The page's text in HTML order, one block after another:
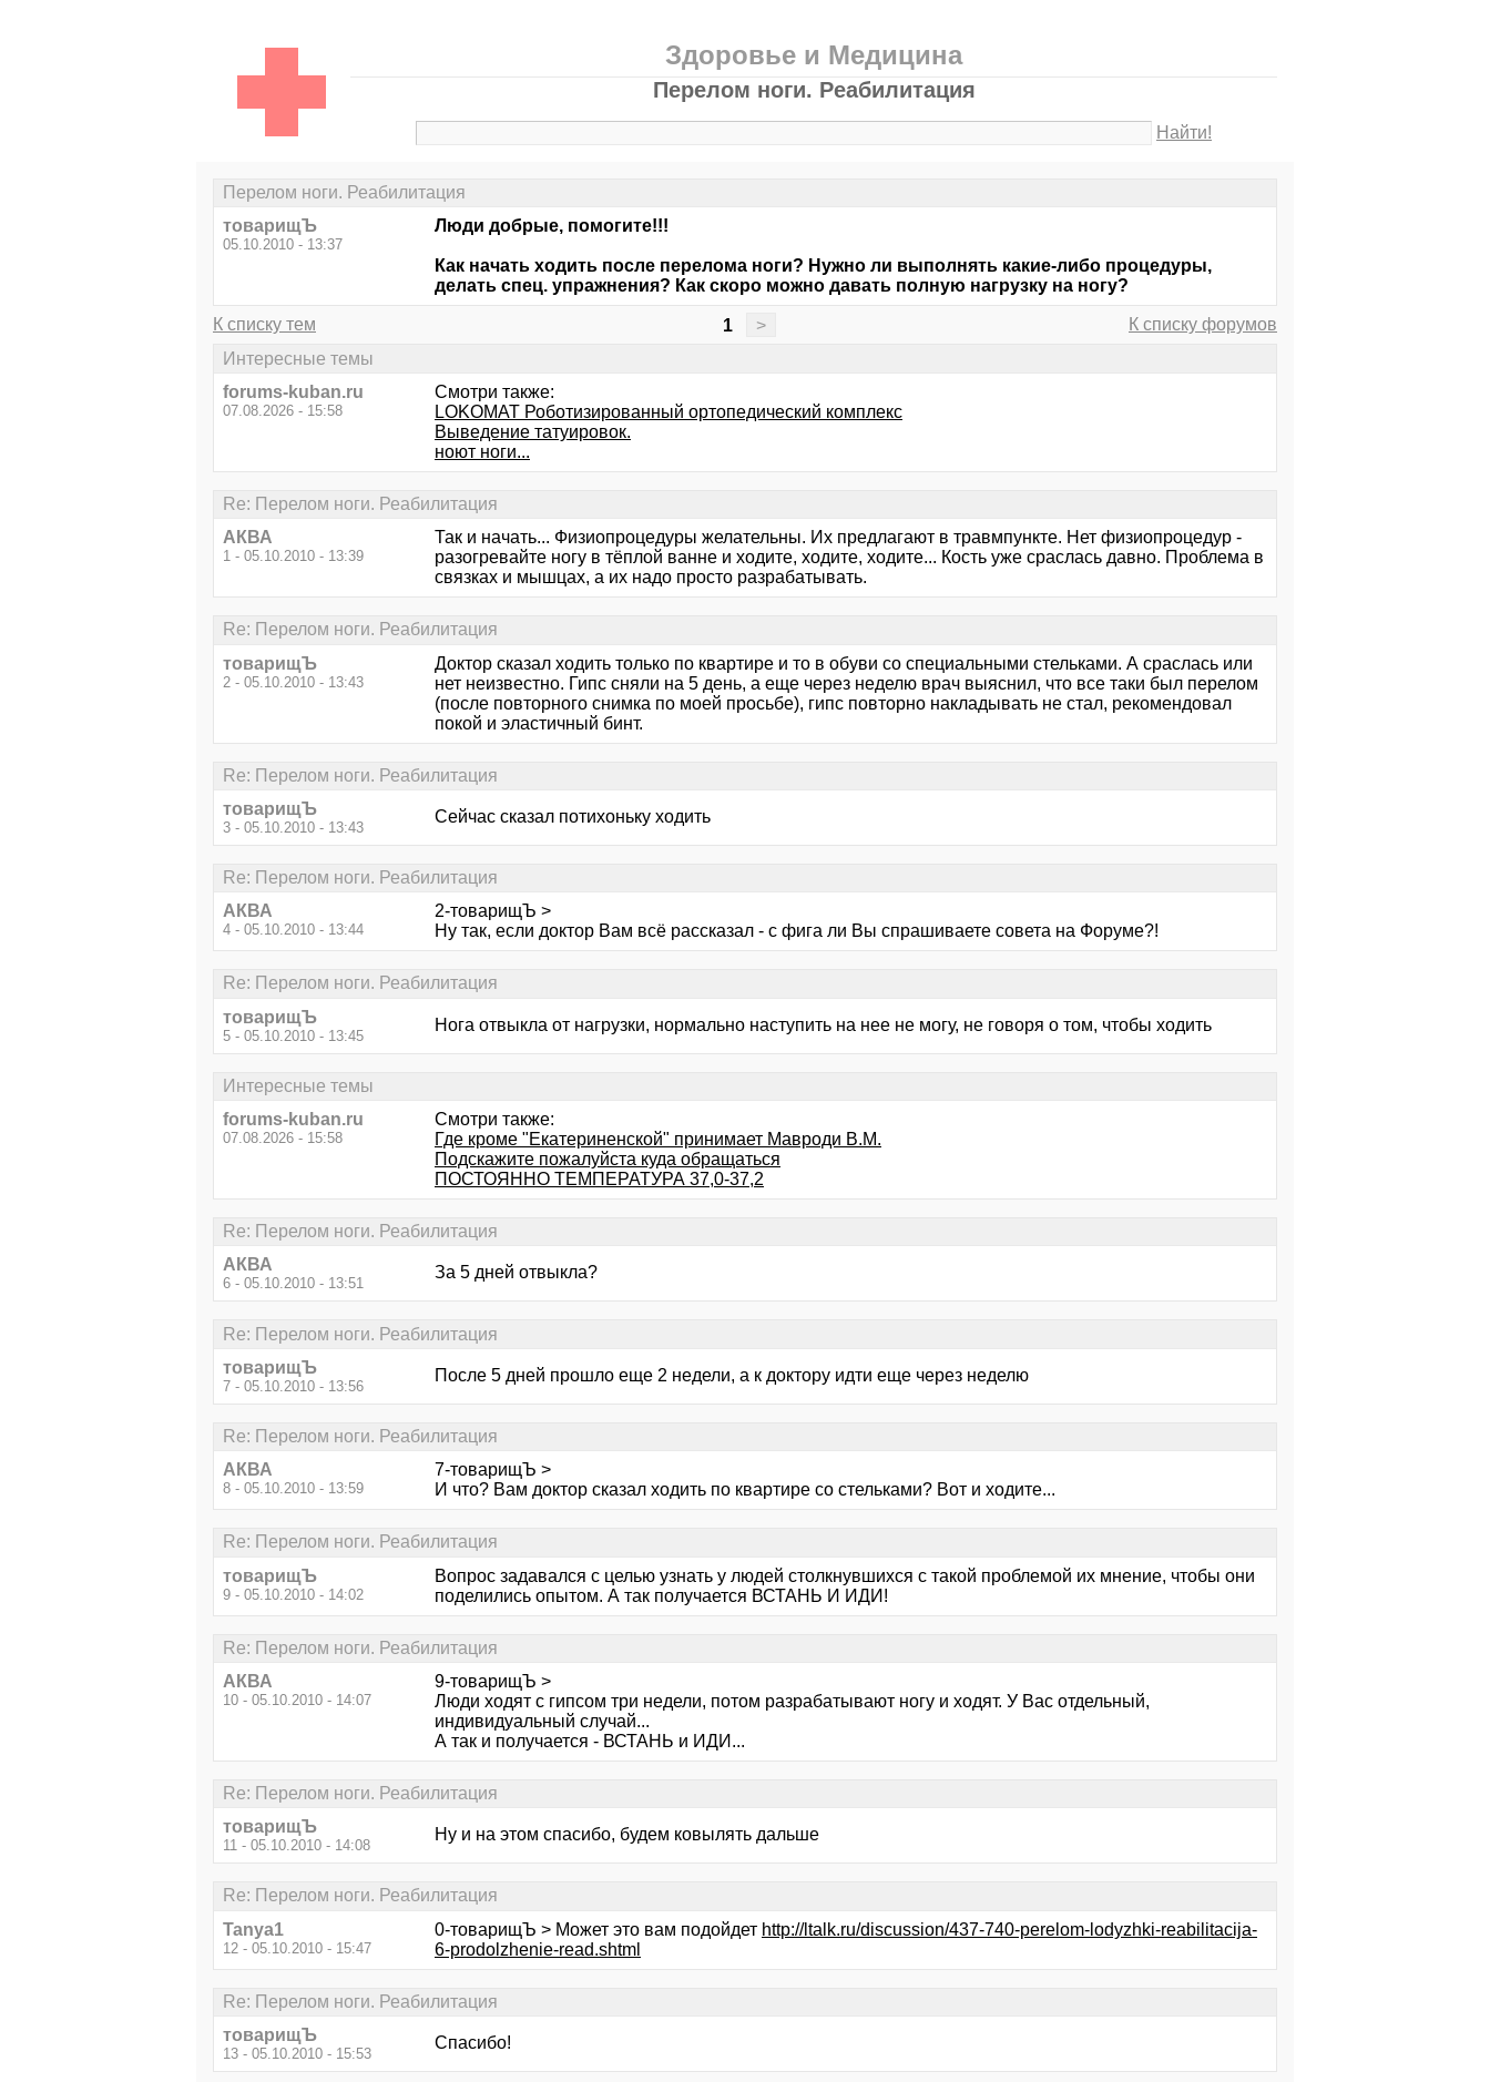
Здоровье и Медицина
Перелом ноги. Реабилитация
Найти!
Перелом ноги. Реабилитация
товарищЪ
05.10.2010 - 13:37
Люди добрые, помогите!!!
Как начать ходить после перелома ноги? Нужно ли выполнять какие-либо процедуры,
делать спец. упражнения? Как скоро можно давать полную нагрузку на ногу?
К списку тем 1 >
К списку форумов
Интересные темы
forums-kuban.ru
07.08.2026 - 15:58
Смотри также:
LOKOMAT Роботизированный ортопедический комплекс
Выведение татуировок.
ноют ноги...
Re: Перелом ноги. Реабилитация
АКВА
1 - 05.10.2010 - 13:39
Так и начать... Физиопроцедуры желательны. Их предлагают в травмпункте. Нет физиопроцедур -
разогревайте ногу в тёплой ванне и ходите, ходите, ходите... Кость уже сраслась давно. Проблема в
связках и мышцах, а их надо просто разрабатывать.
Re: Перелом ноги. Реабилитация
товарищЪ
2 - 05.10.2010 - 13:43
Доктор сказал ходить только по квартире и то в обуви со специальными стельками. А сраслась или
нет неизвестно. Гипс сняли на 5 день, а еще через неделю врач выяснил, что все таки был перелом
(после повторного снимка по моей просьбе), гипс повторно накладывать не стал, рекомендовал
покой и эластичный бинт.
Re: Перелом ноги. Реабилитация
товарищЪ
3 - 05.10.2010 - 13:43
Сейчас сказал потихоньку ходить
Re: Перелом ноги. Реабилитация
АКВА
4 - 05.10.2010 - 13:44
2-товарищЪ >
Ну так, если доктор Вам всё рассказал - с фига ли Вы спрашиваете совета на Форуме?!
Re: Перелом ноги. Реабилитация
товарищЪ
5 - 05.10.2010 - 13:45
Нога отвыкла от нагрузки, нормально наступить на нее не могу, не говоря о том, чтобы ходить
Интересные темы
forums-kuban.ru
07.08.2026 - 15:58
Смотри также:
Где кроме "Екатериненской" принимает Мавроди В.М.
Подскажите пожалуйста куда обращаться
ПОСТОЯННО ТЕМПЕРАТУРА 37,0-37,2
Re: Перелом ноги. Реабилитация
АКВА
6 - 05.10.2010 - 13:51
За 5 дней отвыкла?
Re: Перелом ноги. Реабилитация
товарищЪ
7 - 05.10.2010 - 13:56
После 5 дней прошло еще 2 недели, а к доктору идти еще через неделю
Re: Перелом ноги. Реабилитация
АКВА
8 - 05.10.2010 - 13:59
7-товарищЪ >
И что? Вам доктор сказал ходить по квартире со стельками? Вот и ходите...
Re: Перелом ноги. Реабилитация
товарищЪ
9 - 05.10.2010 - 14:02
Вопрос задавался с целью узнать у людей столкнувшихся с такой проблемой их мнение, чтобы они
поделились опытом. А так получается ВСТАНЬ И ИДИ!
Re: Перелом ноги. Реабилитация
АКВА
10 - 05.10.2010 - 14:07
9-товарищЪ >
Люди ходят с гипсом три недели, потом разрабатывают ногу и ходят. У Вас отдельный,
индивидуальный случай...
А так и получается - ВСТАНЬ и ИДИ...
Re: Перелом ноги. Реабилитация
товарищЪ
11 - 05.10.2010 - 14:08
Ну и на этом спасибо, будем ковылять дальше
Re: Перелом ноги. Реабилитация
Tanya1
12 - 05.10.2010 - 15:47
0-товарищЪ > Может это вам подойдет http://ltalk.ru/discussion/437-740-perelom-lodyzhki-reabilitacija-
6-prodolzhenie-read.shtml
Re: Перелом ноги. Реабилитация
товарищЪ
13 - 05.10.2010 - 15:53
Спасибо!